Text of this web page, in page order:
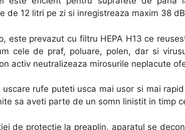
de 12 litri pe zi si inregistreaza maxim 38
este prevazut cu filtru HEPA H13 ce
cele de praf, poluare, polen, dar si
activ neutralizeaza mirosurile neplacute
rufe puteti usca mai usor si mai
sa aveti parte de un somn linistit in timp
de protectie la preaplin, aparatul se